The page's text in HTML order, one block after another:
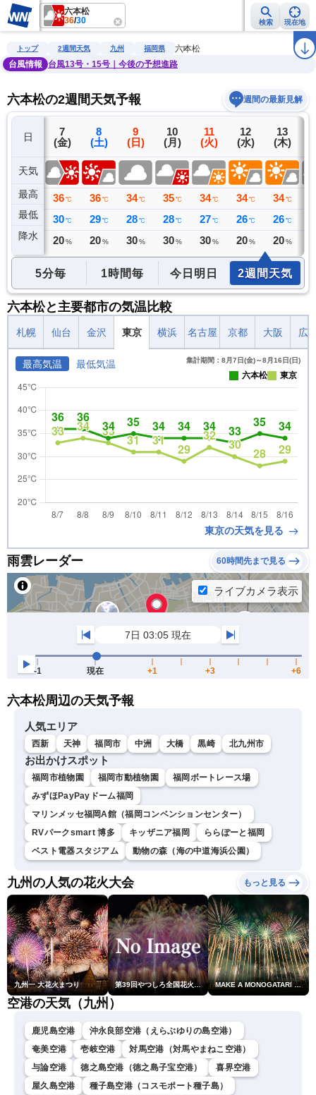
六本松
36/30 検索 現在地
雨雲レーダー 台風情報 地震情報 警報・注意報 ラ
トップ 2週間天気 九州 福岡県
六本松
台風情報
台風13号・15号｜今後の予想進路
六本松の2週間天気予報 週間の最新見解
日
天気
最高
最低
降水
6
(木)
37 ℃
28 ℃
0 ミリ
7
(金)
36 ℃
30 ℃
20 %
8
(土)
36 ℃
29 ℃
20 %
9
(日)
34 ℃
28 ℃
30 %
10
(月)
35 ℃
28 ℃
30 %
11
(火)
34 ℃
27 ℃
30 %
12
(水)
34 ℃
26 ℃
20 %
13
(木)
34 ℃
26 ℃
20 %
5分毎 1時間毎 今日明日 2週間天気
六本松と主要都市の気温比較
札幌 仙台 金沢 東京 横浜 名古屋 京都 大阪 広
最高気温 最低気温 集計期間：8月7日(金)～8月16日(日)
六本松 東京
東京の天気を見る
雨雲レーダー 60時間先まで見る
六本松周辺の天気予報
人気エリア
西新 天神 福岡市 中洲 大橋 黒崎 北九州市
お出かけスポット
福岡市植物園 福岡市動植物園
福岡ボートレース場
みずほPayPayドーム福岡
マリンメッセ福岡A館（福岡コンベンションセンター）
RVパークsmart 博多
キッザニア福岡
ららぽーと福岡
ベスト電器スタジアム
動物の森（海の中道海浜公園）
九州の人気の花火大会 もっと見る
九州一 大花火まつり 第39回やつしろ全国花火競技大会 MAKE A MONOGATARI 2026
空港の天気（九州）
鹿児島空港
沖永良部空港（えらぶゆりの島空港）
奄美空港
壱岐空港
対馬空港（対馬やまねこ空港）
与論空港
徳之島空港（徳之島子宝空港）
喜界空港
屋久島空港
種子島空港（コスモポート種子島）